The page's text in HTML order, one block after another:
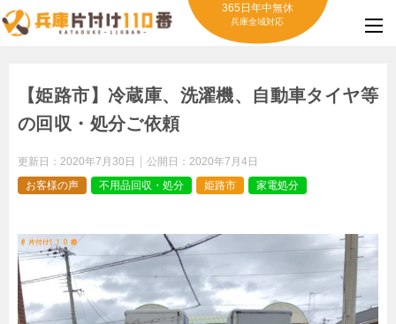
365日年中無休
兵庫全域対応
【姫路市】冷蔵庫、洗濯機、自動車タイヤ等
の回収・処分ご依頼
更新日： 2020年7月30日 公開日： 2020年7月4日
お客様の声
不用品回収・処分 姫路市 家電処分